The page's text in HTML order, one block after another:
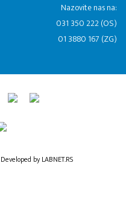
Nazovite nas na:
031 350 222 (OS)
01 3880 167 (ZG)
Developed by LABNET.RS